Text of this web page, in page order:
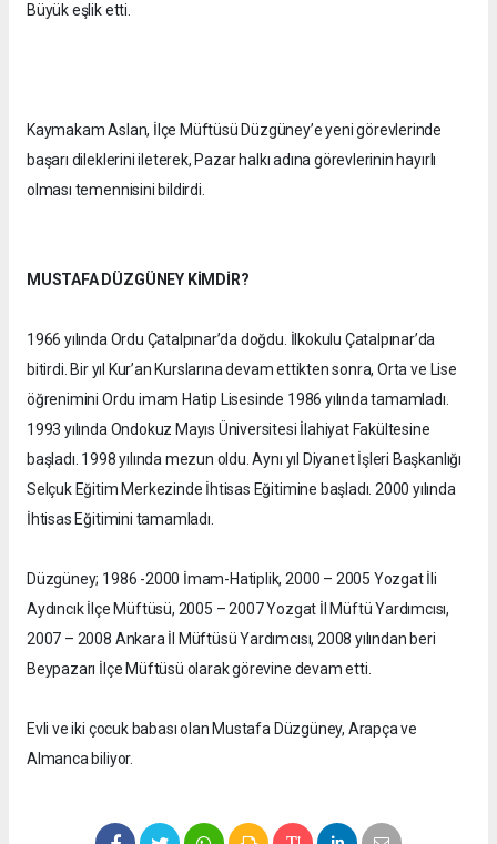
Büyük eşlik etti.
Kaymakam Aslan, İlçe Müftüsü Düzgüney’e yeni görevlerinde
başarı dileklerini ileterek, Pazar halkı adına görevlerinin hayırlı
olması temennisini bildirdi.
MUSTAFA DÜZGÜNEY KİMDİR?
1966 yılında Ordu Çatalpınar’da doğdu. İlkokulu Çatalpınar’da
bitirdi. Bir yıl Kur’an Kurslarına devam ettikten sonra, Orta ve Lise
öğrenimini Ordu imam Hatip Lisesinde 1986 yılında tamamladı.
1993 yılında Ondokuz Mayıs Üniversitesi İlahiyat Fakültesine
başladı. 1998 yılında mezun oldu. Aynı yıl Diyanet İşleri Başkanlığı
Selçuk Eğitim Merkezinde İhtisas Eğitimine başladı. 2000 yılında
İhtisas Eğitimini tamamladı.
Düzgüney; 1986 -2000 İmam-Hatiplik, 2000 – 2005 Yozgat İli
Aydıncık İlçe Müftüsü, 2005 – 2007 Yozgat İl Müftü Yardımcısı,
2007 – 2008 Ankara İl Müftüsü Yardımcısı, 2008 yılından beri
Beypazarı İlçe Müftüsü olarak görevine devam etti.
Evli ve iki çocuk babası olan Mustafa Düzgüney, Arapça ve
Almanca biliyor.